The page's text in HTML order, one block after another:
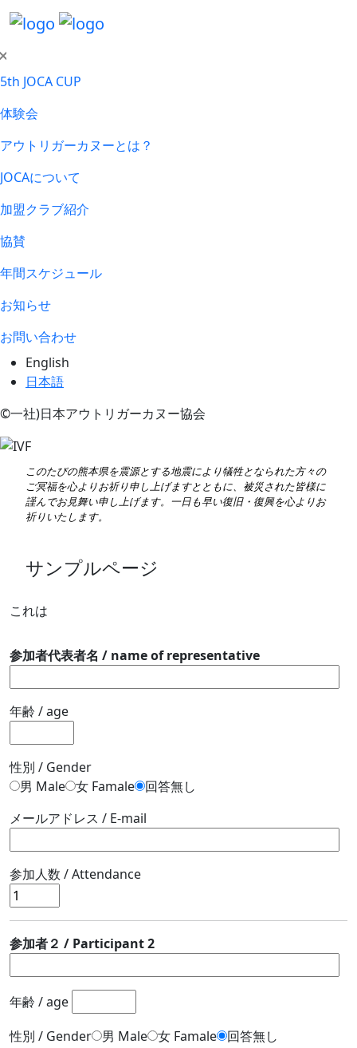
5th JOCA CUP
体験会
アウトリガーカヌーとは？
JOCAについて
加盟クラブ紹介
協賛
年間スケジュール
お知らせ
お問い合わせ
English
日本語
©一社)日本アウトリガーカヌー協会
このたびの熊本県を震源とする地震により犠牲となられた方々の
ご冥福を心よりお祈り申し上げますとともに、被災された皆様に
謹んでお見舞い申し上げます。一日も早い復旧・復興を心よりお
祈りいたします。
サンプルページ
これは
参加者代表者名 / name of representative
年齢 / age
性別 / Gender
男 Male 女 Famale
回答無し
メールアドレス / E-mail
参加人数 / Attendance
参加者２ / Participant 2
年齢 / age
性別 / Gender
男 Male 女 Famale 回答無し